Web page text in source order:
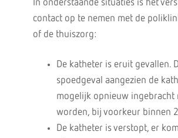
In onderstaande situaties is het
contact op te nemen met de
of de thuiszorg:
De katheter is eruit gevallen.
spoedgeval aangezien de
mogelijk opnieuw ingebracht
worden, bij voorkeur binnen
De katheter is verstopt, er